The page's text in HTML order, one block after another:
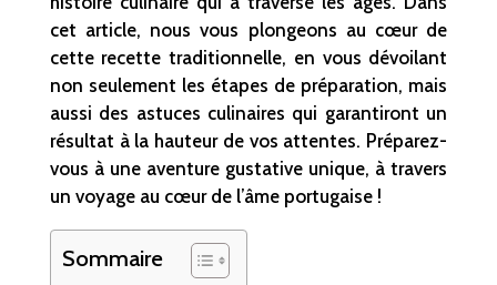
cet article, nous vous plongeons au cœur de
cette recette traditionnelle, en vous dévoilant
non seulement les étapes de préparation, mais
aussi des astuces culinaires qui garantiront un
résultat à la hauteur de vos attentes. Préparez-
vous à une aventure gustative unique, à travers
un voyage au cœur de l’âme portugaise !
Sommaire